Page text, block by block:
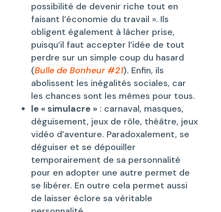
possibilité de devenir riche tout en
faisant l’économie du travail ». Ils
obligent également à lâcher prise,
puisqu’il faut accepter l’idée de tout
perdre sur un simple coup du hasard
(Bulle de Bonheur #21). Enfin, ils
abolissent les inégalités sociales, car
les chances sont les mêmes pour tous.
le « simulacre »: carnaval, masques,
déguisement, jeux de rôle, théâtre, jeux
vidéo d’aventure. Paradoxalement, se
déguiser et se dépouiller
temporairement de sa personnalité
pour en adopter une autre permet de
se libérer. En outre cela permet aussi
de laisser éclore sa véritable